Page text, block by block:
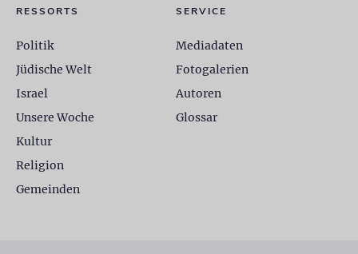
RESSORTS
Politik
Jüdische Welt
Israel
Unsere Woche
Kultur
Religion
Gemeinden
SERVICE
Mediadaten
Fotogalerien
Autoren
Glossar